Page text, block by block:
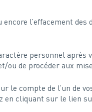
l’effacement des
personnel après
ou de procéder aux
le compte de l’un de
en cliquant sur le lien